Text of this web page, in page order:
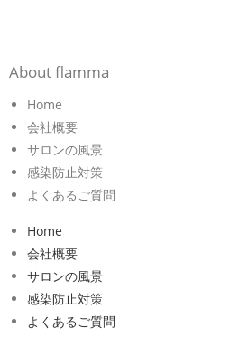
About flamma
Home
会社概要
サロンの風景
感染防止対策
よくあるご質問
Home
会社概要
サロンの風景
感染防止対策
よくあるご質問